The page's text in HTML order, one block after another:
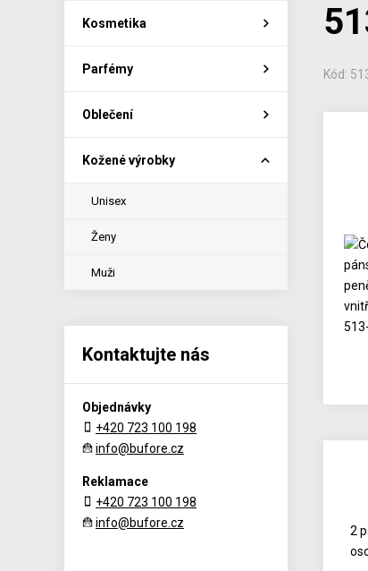
Kód:
2
Kosmetika
Parfémy
Oblečení
Kožené výrobky
Unisex
Ženy
Muži
Kontaktujte nás
Objednávky
+420 723 100 198
info@bufore.cz
Reklamace
+420 723 100 198
info@bufore.cz